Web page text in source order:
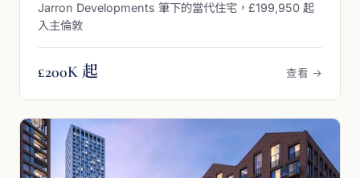
Jarron Developments 筆下的當代住宅，£199,950 起
入主倫敦
£200K 起 查看 →